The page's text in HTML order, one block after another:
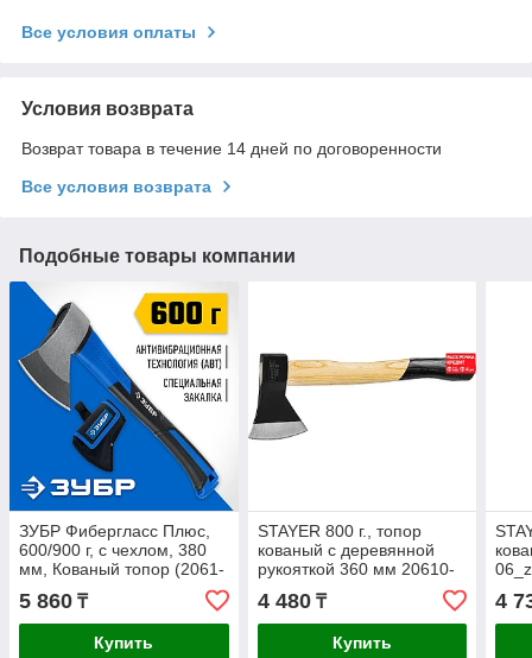
Все условия оплаты
Условия возврата
Возврат товара в течение 14 дней по договоренности
Все условия возврата
Подобные товары компании
ЗУБР Фибергласс Плюс,
600/900 г, с чехлом, 380
мм, Кованый топор (2061-
5 860 ₸
Купить
STAYER 800 г., топор
кованый с деревянной
рукояткой 360 мм 20610-
4 480₸
Купить
4